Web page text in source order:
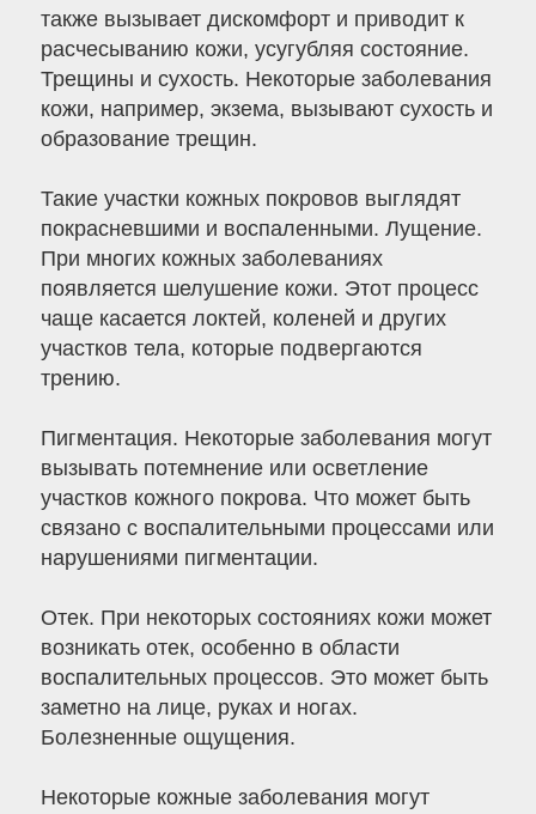
также вызывает дискомфорт и приводит к
расчесыванию кожи, усугубляя состояние.
Трещины и сухость. Некоторые заболевания
кожи, например, экзема, вызывают сухость и
образование трещин.
Такие участки кожных покровов выглядят
покрасневшими и воспаленными. Лущение.
При многих кожных заболеваниях
появляется шелушение кожи. Этот процесс
чаще касается локтей, коленей и других
участков тела, которые подвергаются
трению.
Пигментация. Некоторые заболевания могут
вызывать потемнение или осветление
участков кожного покрова. Что может быть
связано с воспалительными процессами или
нарушениями пигментации.
Отек. При некоторых состояниях кожи может
возникать отек, особенно в области
воспалительных процессов. Это может быть
заметно на лице, руках и ногах.
Болезненные ощущения.
Некоторые кожные заболевания могут